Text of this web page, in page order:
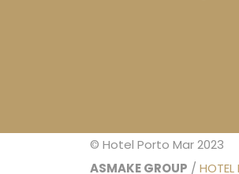
© Hotel Porto Mar 2023
ASMAKE GROUP /